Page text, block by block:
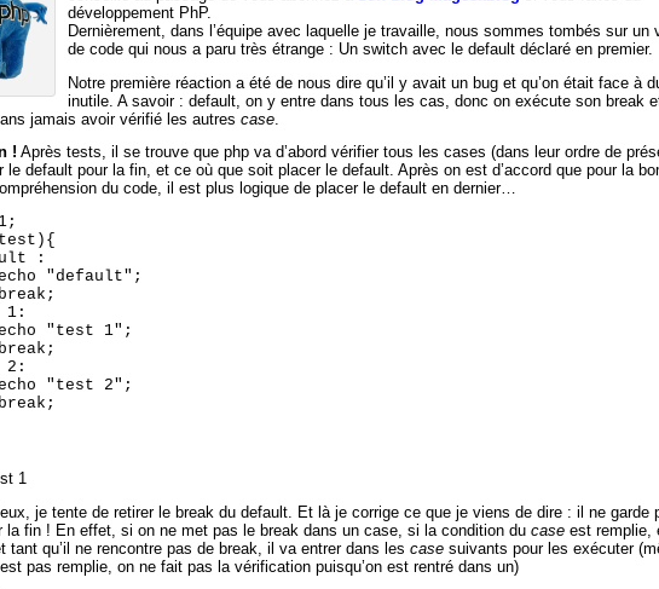
développement PhP.
Dernièrement, dans l’équipe avec laquelle je travaille, nous sommes tombés sur un
de code qui nous a paru très étrange : Un switch avec le default déclaré en premier.
Notre première réaction a été de nous dire qu’il y avait un bug et qu’on était face à
inutile. A savoir : default, on y entre dans tous les cas, donc on exécute son break
jamais avoir vérifié les autres case.
! Après tests, il se trouve que php va d’abord vérifier tous les cases (dans leur ordre de
le default pour la fin, et ce où que soit placer le default. Après on est d’accord que pour la
du code, il est plus logique de placer le default en dernier…
:
"default";
1:
"test 1";
2:
"test 2";
1
je tente de retirer le break du default. Et là je corrige ce que je viens de dire : il ne garde
la fin ! En effet, si on ne met pas le break dans un case, si la condition du caseest remplie,
tant qu’il ne rencontre pas de break, il va entrer dans les casesuivants pour les exécuter
pas remplie, on ne fait pas la vérification puisqu’on est rentré dans un)